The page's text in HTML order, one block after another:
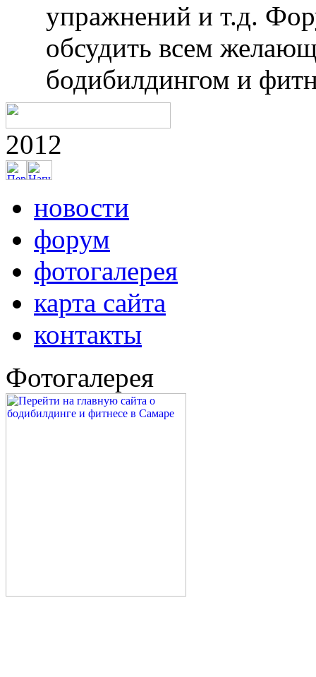
упражнений и т.д.
обсудить всем
бодибилдингом и
2012
новости
форум
фотогалерея
карта сайта
контакты
Фотогалерея